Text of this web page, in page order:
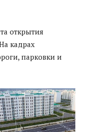
открытия
кадрах
парковки и